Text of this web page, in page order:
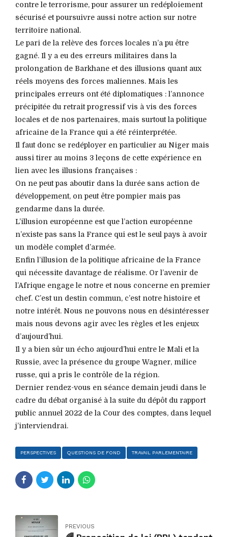
contre le terrorisme, pour assurer un redéploiement
sécurisé et poursuivre aussi notre action sur notre
territoire national.
Le pari de la relève des forces locales n’a pu être
gagné. Il y a eu des erreurs militaires dans la
prolongation de Barkhane et des illusions quant aux
réels moyens des forces maliennes. Mais les
principales erreurs ont été diplomatiques : l’annonce
précipitée du retrait progressif vis à vis des forces
locales et de nos partenaires, mais surtout la politique
africaine de la France qui a été réinterprétée.
Il faut donc se redéployer en particulier au Niger mais
aussi tirer au moins 3 leçons de cette expérience en
lien avec les illusions françaises :
On ne peut pas aboutir dans la durée sans action de
développement, on peut être pompier mais pas
gendarme dans la durée.
L’illusion européenne est que l’action européenne
n’existe pas sans la France qui est le seul pays à avoir
un modèle complet d’armée.
Enfin l’illusion de la politique africaine de la France
qui nécessite davantage de réalisme. Or l’avenir de
l’Afrique engage le notre et nous concerne en premier
chef. C’est un destin commun, c’est notre histoire et
notre intérêt. Nous ne pouvons nous en désintéresser
mais nous devons agir avec les règles et les enjeux
d’aujourd’hui.
Il y a bien sûr un écho aujourd’hui entre le Mali et la
Russie, avec la présence du groupe Wagner, milice
russe, qui a pris le contrôle de la région.
Dernier rendez-vous en séance demain jeudi dans le
cadre du débat organisé à la suite du dépôt du rapport
public annuel 2022 de la Cour des comptes, dans lequel
j’interviendrai.
PERSPECTIVES QUESTIONS DE FOND TRAVAIL PARLEMENTAIRE
PREVIOUS